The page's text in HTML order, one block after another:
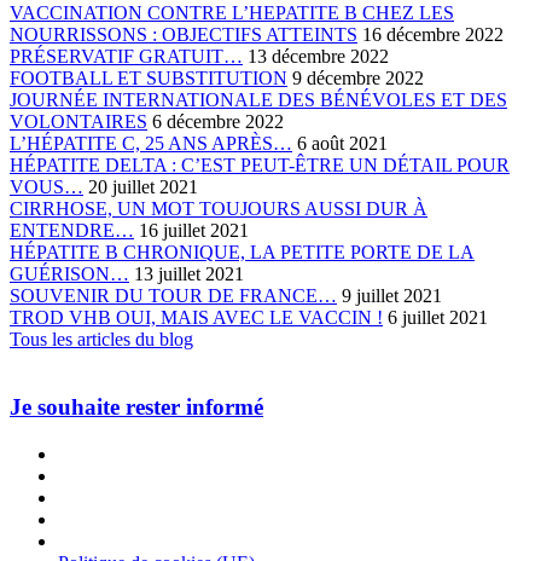
VACCINATION CONTRE L’HEPATITE B CHEZ LES
NOURRISSONS : OBJECTIFS ATTEINTS 16 décembre 2022
PRÉSERVATIF GRATUIT… 13 décembre 2022
FOOTBALL ET SUBSTITUTION 9 décembre 2022
JOURNÉE INTERNATIONALE DES BÉNÉVOLES ET DES
VOLONTAIRES 6 décembre 2022
L’HÉPATITE C, 25 ANS APRÈS… 6 août 2021
HÉPATITE DELTA : C’EST PEUT-ÊTRE UN DÉTAIL POUR
VOUS… 20 juillet 2021
CIRRHOSE, UN MOT TOUJOURS AUSSI DUR À
ENTENDRE… 16 juillet 2021
HÉPATITE B CHRONIQUE, LA PETITE PORTE DE LA
GUÉRISON… 13 juillet 2021
SOUVENIR DU TOUR DE FRANCE… 9 juillet 2021
TROD VHB OUI, MAIS AVEC LE VACCIN ! 6 juillet 2021
Tous les articles du blog
Je souhaite rester informé